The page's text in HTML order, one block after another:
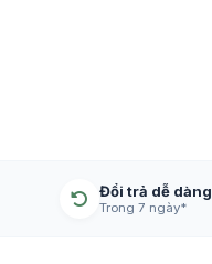
Đổi trả dễ dàng
Trong 7 ngày*